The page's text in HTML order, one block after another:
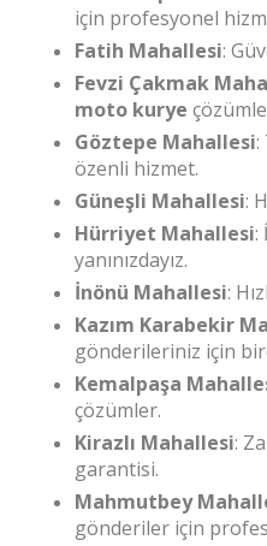
için profesyonel
Fatih Mahallesi:
Fevzi Çakmak
moto kurye
Göztepe Mahallesi:
özenli hizmet.
Güneşli Mahallesi:
Hürriyet Mahallesi:
yanınızdayız.
İnönü Mahallesi:
Kazım Karabekir
gönderileriniz için
Kemalpaşa
çözümler.
Kirazlı Mahallesi:
garantisi.
Mahmutbey
gönderiler için